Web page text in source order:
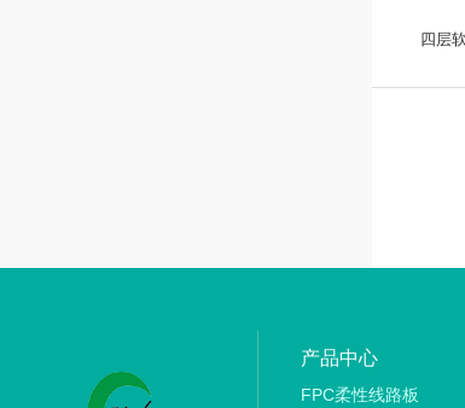
四层
产品中心
FPC柔性线路板